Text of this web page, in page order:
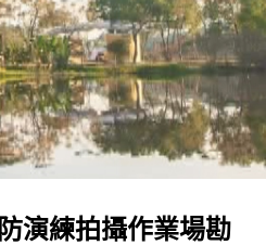
演練拍攝作業場勘